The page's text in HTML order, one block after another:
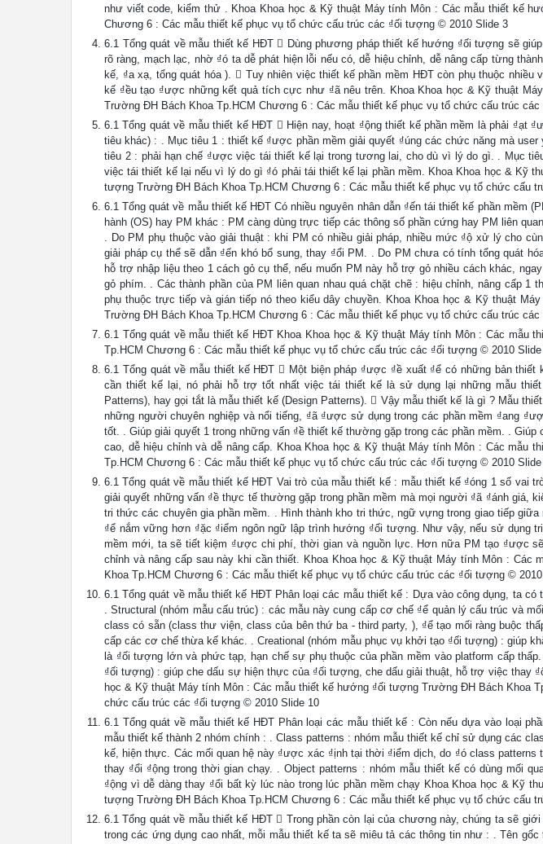
như viết code, kiểm thử . Khoa Khoa học & Kỹ thuật Máy tính Môn : Các mẫu thiết kế
Chương 6 : Các mẫu thiết kế phục vụ tổ chức cấu trúc các ₫ối tượng © 2010 Slide 3
6.1 Tổng quát về mẫu thiết kế HĐT  Dùng phương pháp thiết kế hướng ₫ối tượng sẽ
rõ ràng, mạch lạc, nhờ ₫ó ta dễ phát hiện lỗi nếu có, dễ hiệu chỉnh, dễ nâng cấp từng
kế, ₫a xạ, tổng quát hóa ).  Tuy nhiên việc thiết kế phần mềm HĐT còn phụ thuộc nhiều
kế ₫ều tạo ₫ược những kết quả tích cực như ₫ã nêu trên. Khoa Khoa học & Kỹ thuật
Trường ĐH Bách Khoa Tp.HCM Chương 6 : Các mẫu thiết kế phục vụ tổ chức cấu trúc
6.1 Tổng quát về mẫu thiết kế HĐT  Hiện nay, hoạt ₫ộng thiết kế phần mềm là phải ₫ạt
tiêu khác) : . Mục tiêu 1 : thiết kế ₫ược phần mềm giải quyết ₫úng các chức năng mà
tiêu 2 : phải hạn chế ₫ược việc tái thiết kế lại trong tương lai, cho dù vì lý do gì. . Mục
việc tái thiết kế lại nếu vì lý do gì ₫ó phải tái thiết kế lại phần mềm. Khoa Khoa học & Kỹ
tượng Trường ĐH Bách Khoa Tp.HCM Chương 6 : Các mẫu thiết kế phục vụ tổ chức cấu
6.1 Tổng quát về mẫu thiết kế HĐT Có nhiều nguyên nhân dẫn ₫ến tái thiết kế phần mềm
hành (OS) hay PM khác : PM càng dùng trực tiếp các thông số phần cứng hay PM liên
. Do PM phụ thuộc vào giải thuật : khi PM có nhiều giải pháp, nhiều mức ₫ộ xử lý cho
giải pháp cụ thể sẽ dẫn ₫ến khó bổ sung, thay ₫ổi PM. . Do PM chưa có tính tổng quát
hỗ trợ nhập liệu theo 1 cách gỏ cụ thể, nếu muốn PM này hỗ trợ gỏ nhiều cách khác,
gỏ phím. . Các thành phần của PM liên quan nhau quá chặt chẽ : hiệu chỉnh, nâng cấp 1
phụ thuộc trực tiếp và gián tiếp nó theo kiểu dây chuyền. Khoa Khoa học & Kỹ thuật
Trường ĐH Bách Khoa Tp.HCM Chương 6 : Các mẫu thiết kế phục vụ tổ chức cấu trúc
6.1 Tổng quát về mẫu thiết kế HĐT Khoa Khoa học & Kỹ thuật Máy tính Môn : Các mẫu
Tp.HCM Chương 6 : Các mẫu thiết kế phục vụ tổ chức cấu trúc các ₫ối tượng © 2010
6.1 Tổng quát về mẫu thiết kế HĐT  Một biện pháp ₫ược ₫ề xuất ₫ể có những bản
cần thiết kế lại, nó phải hỗ trợ tốt nhất việc tái thiết kế là sử dụng lại những mẫu
Patterns), hay gọi tắt là mẫu thiết kế (Design Patterns).  Vậy mẫu thiết kế là gì ? Mẫu
những người chuyên nghiệp và nổi tiếng, ₫ã ₫ược sử dụng trong các phần mềm ₫ang
tốt. . Giúp giải quyết 1 trong những vấn ₫ề thiết kế thường gặp trong các phần mềm. .
cao, dễ hiệu chỉnh và dễ nâng cấp. Khoa Khoa học & Kỹ thuật Máy tính Môn : Các mẫu
Tp.HCM Chương 6 : Các mẫu thiết kế phục vụ tổ chức cấu trúc các ₫ối tượng © 2010
6.1 Tổng quát về mẫu thiết kế HĐT Vai trò của mẫu thiết kế : mẫu thiết kế ₫óng 1 số vai
giải quyết những vấn ₫ề thực tế thường gặp trong phần mềm mà mọi người ₫ã ₫ánh giá,
tri thức các chuyên gia phần mềm. . Hình thành kho tri thức, ngữ vựng trong giao tiếp
₫ể nắm vững hơn ₫ặc ₫iểm ngôn ngữ lập trình hướng ₫ối tượng. Như vậy, nếu sử dụng
mềm mới, ta sẽ tiết kiệm ₫ược chi phí, thời gian và nguồn lực. Hơn nữa PM tạo ₫ược
chỉnh và nâng cấp sau này khi cần thiết. Khoa Khoa học & Kỹ thuật Máy tính Môn :
Khoa Tp.HCM Chương 6 : Các mẫu thiết kế phục vụ tổ chức cấu trúc các ₫ối tượng ©
6.1 Tổng quát về mẫu thiết kế HĐT Phân loại các mẫu thiết kế : Dựa vào công dụng, ta có
. Structural (nhóm mẫu cấu trúc) : các mẫu này cung cấp cơ chế ₫ể quản lý cấu trúc và
class có sẵn (class thư viện, class của bên thứ ba - third party, ), ₫ể tạo mối ràng buộc
cấp các cơ chế thừa kế khác. . Creational (nhóm mẫu phục vụ khởi tạo ₫ối tượng) : giúp
là ₫ối tượng lớn và phức tạp, hạn chế sự phụ thuộc của phần mềm vào platform cấp
₫ối tượng) : giúp che dấu sự hiện thực của ₫ối tượng, che dấu giải thuật, hỗ trợ việc thay
học & Kỹ thuật Máy tính Môn : Các mẫu thiết kế hướng ₫ối tượng Trường ĐH Bách Khoa
chức cấu trúc các ₫ối tượng © 2010 Slide 10
6.1 Tổng quát về mẫu thiết kế HĐT Phân loại các mẫu thiết kế : Còn nếu dựa vào loại
mẫu thiết kế thành 2 nhóm chính : . Class patterns : nhóm mẫu thiết kế chỉ sử dụng các
kế, hiện thực. Các mối quan hệ này ₫ược xác ₫ịnh tại thời ₫iểm dịch, do ₫ó class
thay ₫ổi ₫ộng trong thời gian chạy. . Object patterns : nhóm mẫu thiết kế có dùng mối
₫ộng vì dễ dàng thay ₫ổi bất kỳ lúc nào trong lúc phần mềm chạy Khoa Khoa học & Kỹ
tượng Trường ĐH Bách Khoa Tp.HCM Chương 6 : Các mẫu thiết kế phục vụ tổ chức cấu
6.1 Tổng quát về mẫu thiết kế HĐT  Trong phần còn lại của chương này, chúng ta sẽ
trong các ứng dụng cao nhất, mỗi mẫu thiết kế ta sẽ miêu tả các thông tin như : . Tên